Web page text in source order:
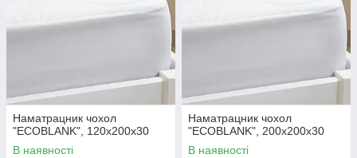
Наматрацник чохол
"ECOBLANK", 120x200x30
В наявності
Наматрацник чохол
"ECOBLANK", 200x200x30
В наявності